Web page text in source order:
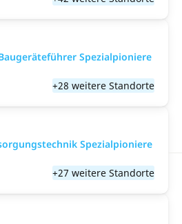
Spezialpioniere
+28 weitere Standorte
Spezialpioniere
+27 weitere Standorte